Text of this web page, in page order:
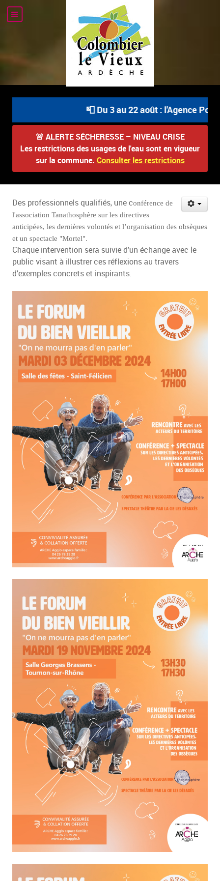
📮 Du 3 au 22 août : l'Agence
🚨 ALERTE SÉCHERESSE – NIVEAU CRISE
Les restrictions des usages de l'eau sont en vigueur
sur la commune. Consulter les restrictions
Des professionnels qualifiés, une conférence de
l'association Tanathosphère sur les directives
anticipées, les dernières volontés et l’organisation des obsèques
et un spectacle "Mortel".
Chaque intervention sera suivie d’un échange avec le
public visant à illustrer ces réflexions au travers
d’exemples concrets et inspirants.